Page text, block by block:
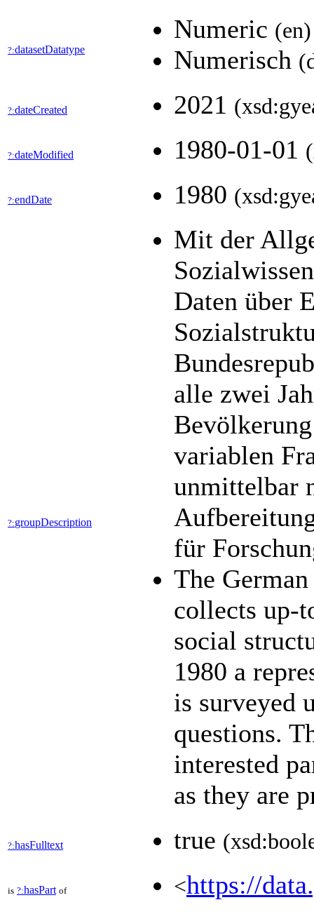
?:datasetDatatype
Numeric (en)
Numerisch
?:dateCreated 2021
?:dateModified 1980-01-01
?:endDate 1980
?:groupDescription
Mit der
Daten über
alle zwei
variablen
unmittelbar
für
The
collects up-
social
1980 a
is surveyed
questions.
interested
as they are
?:hasFulltext true
is ?:hasPart of <https://